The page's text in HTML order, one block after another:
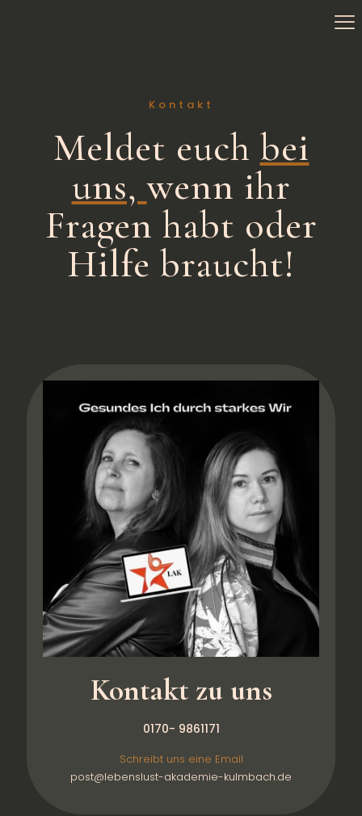
Kontakt
Meldet euch bei
uns,wenn ihr
Fragen habt oder
Hilfe braucht!
Kontakt zu uns
0170- 9861171
Schreibt uns eine Email
post@lebenslust-akademie-kulmbach.de